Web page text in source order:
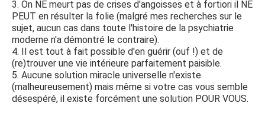
3. On NE meurt pas de crises d'angoisses et à fortiori il NE
PEUT en résulter la folie (malgré mes recherches sur le
sujet, aucun cas dans toute l'histoire de la psychiatrie
moderne n'a démontré le contraire).
4. Il est tout à fait possible d'en guérir (ouf !) et de
(re)trouver une vie intérieure parfaitement paisible.
5. Aucune solution miracle universelle n'existe
(malheureusement) mais même si votre cas vous semble
désespéré, il existe forcément une solution POUR VOUS.